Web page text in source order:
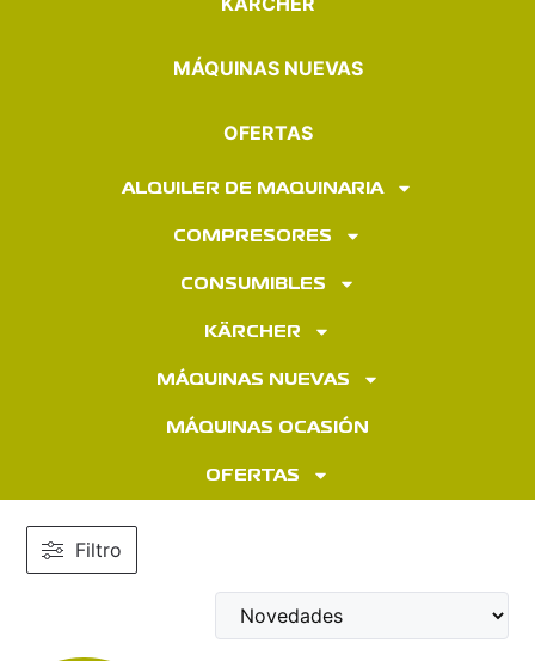
MÁQUINAS NUEVAS
OFERTAS
ALQUILER DE MAQUINARIA
COMPRESORES
CONSUMIBLES
KÄRCHER
MÁQUINAS NUEVAS
MÁQUINAS OCASIÓN
OFERTAS
Filtro